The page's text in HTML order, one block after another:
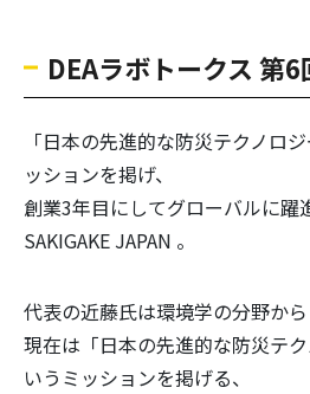
DEAラボトークス 第6
「日本の先進的な防災テクノロ
ッションを掲げ、
創業3年目にしてグローバルに躍
SAKIGAKE JAPAN 。
代表の近藤氏は環境学の分野から
現在は「日本の先進的な防災テ
いうミッションを掲げる、